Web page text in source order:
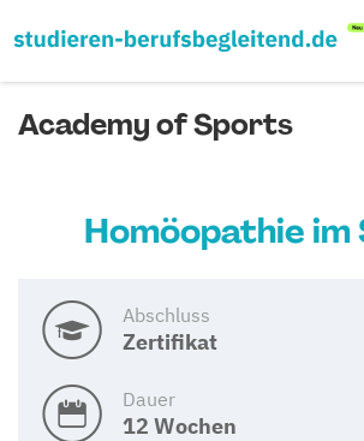
Academy of Sports
Homöopathie
Abschluss
Zertifikat
Dauer
12 Wochen